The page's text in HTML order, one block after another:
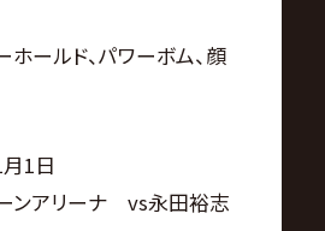
ホールド、パワーボム、顔
1日
ンアリーナ vs永田裕志